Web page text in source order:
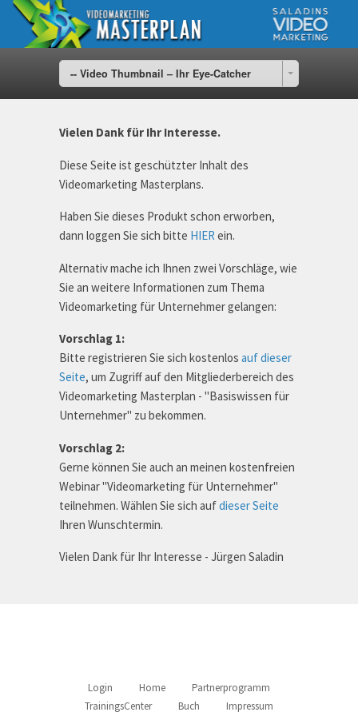
-- Video Thumbnail – Ihr Eye-Catcher
Vielen Dank für Ihr Interesse.
Diese Seite ist geschützter Inhalt des
Videomarketing Masterplans.
Haben Sie dieses Produkt schon erworben,
dann loggen Sie sich bitte HIER ein.
Alternativ mache ich Ihnen zwei Vorschläge, wie
Sie an weitere Informationen zum Thema
Videomarketing für Unternehmer gelangen:
Vorschlag 1:
Bitte registrieren Sie sich kostenlos auf dieser
Seite, um Zugriff auf den Mitgliederbereich des
Videomarketing Masterplan - "Basiswissen für
Unternehmer" zu bekommen.
Vorschlag 2:
Gerne können Sie auch an meinen kostenfreien
Webinar "Videomarketing für Unternehmer"
teilnehmen. Wählen Sie sich aufdieser Seite
Ihren Wunschtermin.
Vielen Dank für Ihr Interesse - Jürgen Saladin
Login Home
Partnerprogramm
TrainingsCenter
Buch Impressum